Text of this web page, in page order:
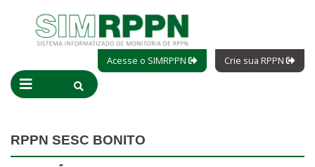
Acesse o SIMRPPN Crie sua RPPN
RPPN SESC BONITO